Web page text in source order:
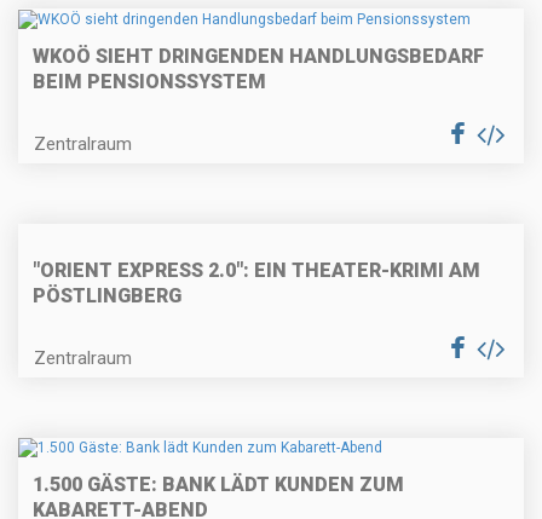
WKOÖ SIEHT DRINGENDEN HANDLUNGSBEDARF
BEIM PENSIONSSYSTEM
Zentralraum
"ORIENT EXPRESS 2.0": EIN THEATER-KRIMI AM
PÖSTLINGBERG
Zentralraum
1.500 GÄSTE: BANK LÄDT KUNDEN ZUM
KABARETT-ABEND